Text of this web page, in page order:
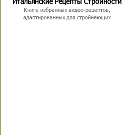
Книга избранных видео-рецептов,
адаптированных для стройнеющих